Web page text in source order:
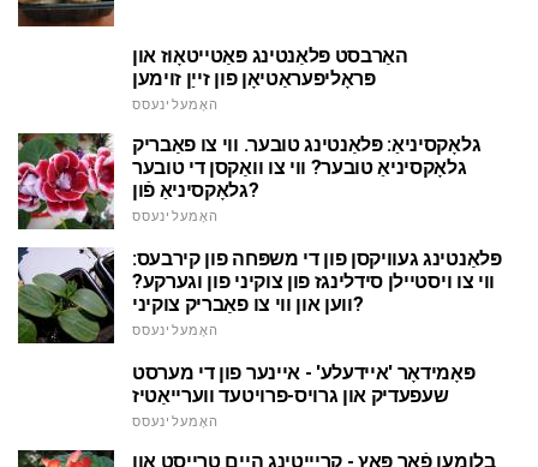
האַרבסט פּלאַנטינג פּאַטייטאָוז און
פּראָליפעראַטיאָן פון זייַן זוימען
האָמעלינעסס
גלאָקסיניאַ: פּלאַנטינג טובער. ווי צו פאַבריק
גלאָקסיניאַ טובער? ווי צו וואַקסן די טובער
גלאָקסיניאַ פֿון?
האָמעלינעסס
פּלאַנטינג געוויקסן פון די משפּחה פון קירבעס:
ווי צו ויסטיילן סידלינגז פון צוקיני פון וגערקע?
ווען און ווי צו פאַבריק צוקיני?
האָמעלינעסס
פּאָמידאָר 'איידעלע' - איינער פון די מערסט
שעפעדיק און גרויס-פרויטעד ווערייאַטיז
האָמעלינעסס
בלומען פֿאַר פּאַץ - קריייטינג היים טרייסט און